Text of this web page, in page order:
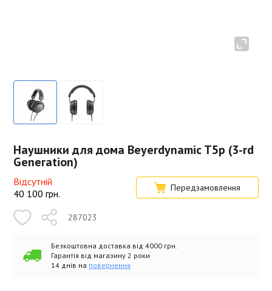
Наушники для дома Beyerdynamic T5p (3-rd
Generation)
Відсутній
40 100 грн. Передзамовлення
287023
Безкоштовна доставка від 4000 грн.
Гарантія від магазину 2 роки
14 днів на повернення